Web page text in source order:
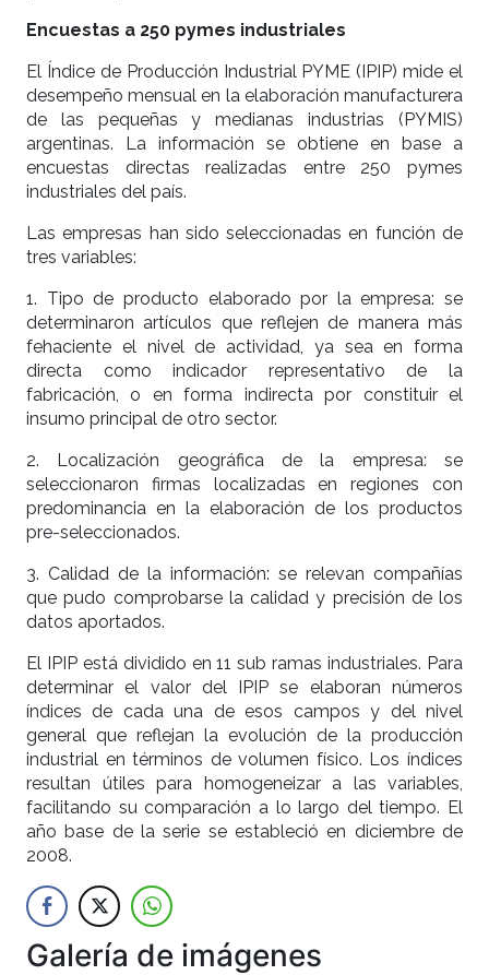
Encuestas a 250 pymes industriales
El Índice de Producción Industrial PYME (IPIP) mide el
desempeño mensual en la elaboración manufacturera
de las pequeñas y medianas industrias (PYMIS)
argentinas. La información se obtiene en base a
encuestas directas realizadas entre 250 pymes
industriales del país.
Las empresas han sido seleccionadas en función de
tres variables:
1. Tipo de producto elaborado por la empresa: se
determinaron artículos que reflejen de manera más
fehaciente el nivel de actividad, ya sea en forma
directa como indicador representativo de la
fabricación, o en forma indirecta por constituir el
insumo principal de otro sector.
2. Localización geográfica de la empresa: se
seleccionaron firmas localizadas en regiones con
predominancia en la elaboración de los productos
pre-seleccionados.
3. Calidad de la información: se relevan compañías
que pudo comprobarse la calidad y precisión de los
datos aportados.
El IPIP está dividido en 11 sub ramas industriales. Para
determinar el valor del IPIP se elaboran números
índices de cada una de esos campos y del nivel
general que reflejan la evolución de la producción
industrial en términos de volumen físico. Los índices
resultan útiles para homogeneizar a las variables,
facilitando su comparación a lo largo del tiempo. El
año base de la serie se estableció en diciembre de
2008.
Galería de imágenes